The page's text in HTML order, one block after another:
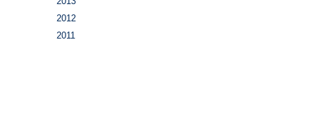
2012
2011